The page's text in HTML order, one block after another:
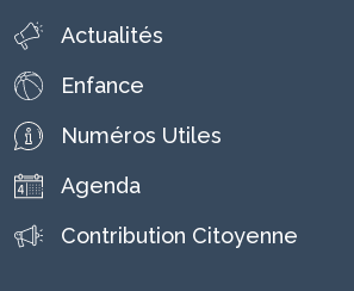
Actualités
Enfance
Numéros Utiles
Agenda
Contribution Citoyenne